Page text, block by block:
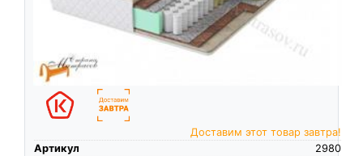
Доставим этот товар завтра!
Артикул
2980